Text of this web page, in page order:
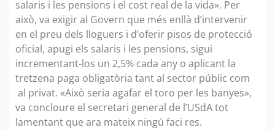
salaris i les pensions i el cost real de la vida». Per
això, va exigir al Govern que més enllà d’intervenir
en el preu dels lloguers i d’oferir pisos de protecció
oficial, apugi els salaris i les pensions, sigui
incrementant-los un 2,5% cada any o aplicant la
tretzena paga obligatòria tant al sector públic com
al privat. «Això seria agafar el toro per les banyes»,
va concloure el secretari general de l’USdA tot
lamentant que ara mateix ningú faci res.